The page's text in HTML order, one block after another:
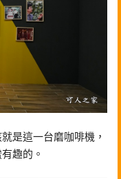
是這一台磨咖啡機，
趣的。